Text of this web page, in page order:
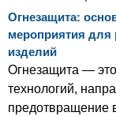
Огнезащита:
мероприятия для
изделий
Огнезащита —
технологий,
предотвращение